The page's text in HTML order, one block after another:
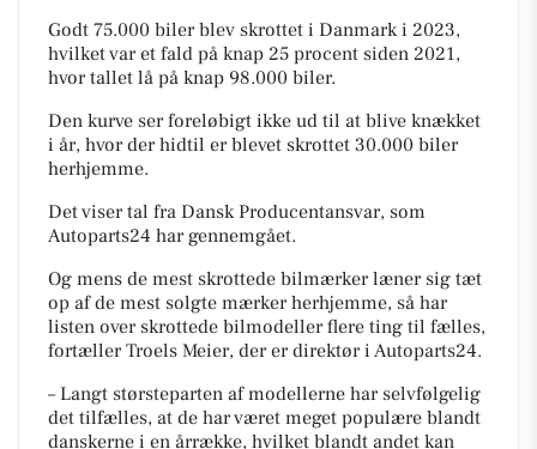
Godt 75.000 biler blev skrottet i Danmark i 2023,
hvilket var et fald på knap 25 procent siden 2021,
hvor tallet lå på knap 98.000 biler.
Den kurve ser foreløbigt ikke ud til at blive knækket
i år, hvor der hidtil er blevet skrottet 30.000 biler
herhjemme.
Det viser tal fra Dansk Producentansvar, som
Autoparts24 har gennemgået.
Og mens de mest skrottede bilmærker læner sig tæt
op af de mest solgte mærker herhjemme, så har
listen over skrottede bilmodeller flere ting til fælles,
fortæller Troels Meier, der er direktør i Autoparts24.
– Langt størsteparten af modellerne har selvfølgelig
det tilfælles, at de har været meget populære blandt
danskerne i en årrække, hvilket blandt andet kan